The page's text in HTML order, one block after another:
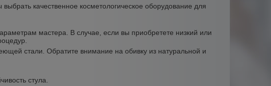
качественное косметологическое оборудование для
мастера. В случае, если вы приобретете низкий или
стали. Обратите внимание на обивку из натуральной и
стула.